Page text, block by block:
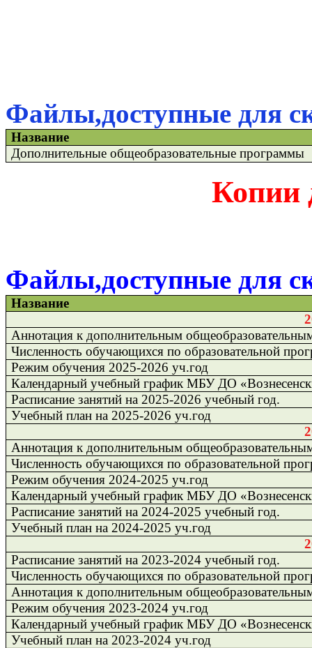
Файлы,доступные для
Название
Дополнительные общеобразовательные программы
Копии
Файлы,доступные для
Название
Аннотация к дополнительным
Численность обучающихся по образовательной
Режим обучения 2025-2026 уч.год
Календарный учебный график МБУ ДО
Расписание занятий на 2025-2026 учебный год.
Учебный план на 2025-2026 уч.год
Аннотация к дополнительным
Численность обучающихся по образовательной
Режим обучения 2024-2025 уч.год
Календарный учебный график МБУ ДО
Расписание занятий на 2024-2025 учебный год.
Учебный план на 2024-2025 уч.год
Расписание занятий на 2023-2024 учебный год.
Численность обучающихся по образовательной
Аннотация к дополнительным
Режим обучения 2023-2024 уч.год
Календарный учебный график МБУ ДО
Учебный план на 2023-2024 уч.год